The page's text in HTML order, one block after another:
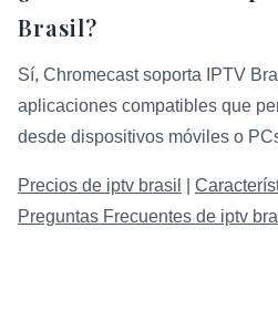
Brasil?
Sí, Chromecast soporta IPTV
aplicaciones compatibles que
desde dispositivos móviles o
Precios de iptv brasil
Preguntas Frecuentes de iptv